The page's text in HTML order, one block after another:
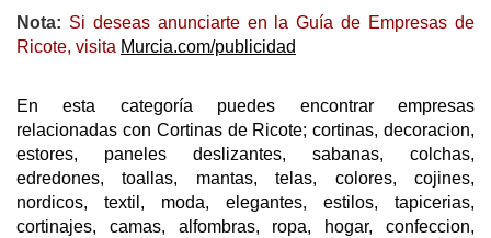
Nota: Si deseas anunciarte en la Guía de Empresas de
Ricote, visita Murcia.com/publicidad
En esta categoría puedes encontrar empresas
relacionadas con Cortinas de Ricote; cortinas, decoracion,
estores, paneles deslizantes, sabanas, colchas,
edredones, toallas, mantas, telas, colores, cojines,
nordicos, textil, moda, elegantes, estilos, tapicerias,
cortinajes, camas, alfombras, ropa, hogar, confeccion,